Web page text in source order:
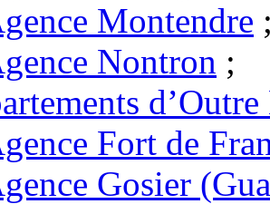
Montendre
Nontron ;
Fort de
Gosier